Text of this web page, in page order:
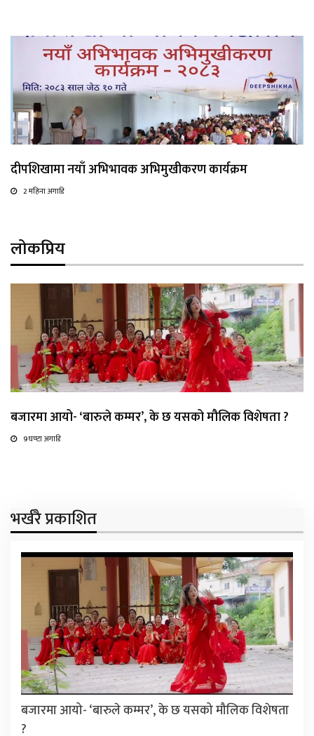
दीपशिखामा नयाँ अभिभावक अभिमुखीकरण कार्यक्रम
2 महिना अगाडि
लोकप्रिय
बजारमा आयो- ‘बारुले कम्मर’, के छ यसको मौलिक विशेषता ?
9 घण्टा अगाडि
भर्खरै प्रकाशित
बजारमा आयो- ‘बारुले कम्मर’, के छ यसको मौलिक विशेषता
?